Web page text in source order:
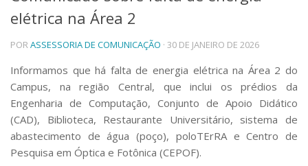
Telefones e Mapas
Pessoas
Ensino
Graduação
Pós-Graduação
Educação a distância
Cursos de Extensão
Pesquisa e Inovação
Linhas de Pesquisa
elétrica na Área 2
PORASSESSORIA DE COMUNICAÇÃO · 30 DE JANEIRO DE 2026
Informamos que há falta de energia elétrica na Área 2 do
Campus, na região Central, que inclui os prédios da
Engenharia de Computação, Conjunto de Apoio Didático
(CAD), Biblioteca, Restaurante Universitário, sistema de
abastecimento de água (poço), poloTErRA e Centro de
Pesquisa em Óptica e Fotônica (CEPOF).